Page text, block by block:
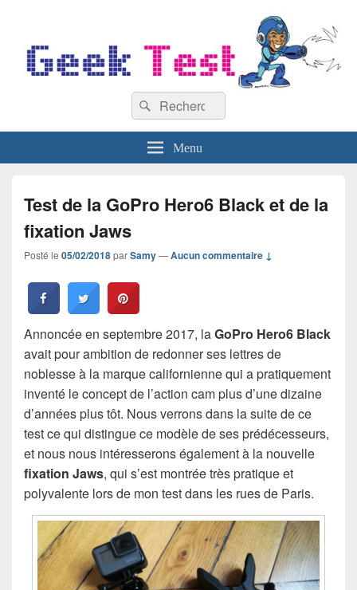
Recherche :
Rechercher
Menu
Test de la GoPro Hero6 Black et de la
fixation Jaws
Posté le 05/02/2018parSamy—Aucun commentaire ↓
Annoncée en septembre 2017, laGoPro Hero6 Black
avait pour ambition de redonner ses lettres de
noblesse à la marque californienne qui a pratiquement
inventé le concept de l’action cam plus d’une dizaine
d’années plus tôt. Nous verrons dans la suite de ce
test ce qui distingue ce modèle de ses prédécesseurs,
et nous nous intéresserons également à la nouvelle
fixation Jaws, qui s’est montrée très pratique et
polyvalente lors de mon test dans les rues de Paris.